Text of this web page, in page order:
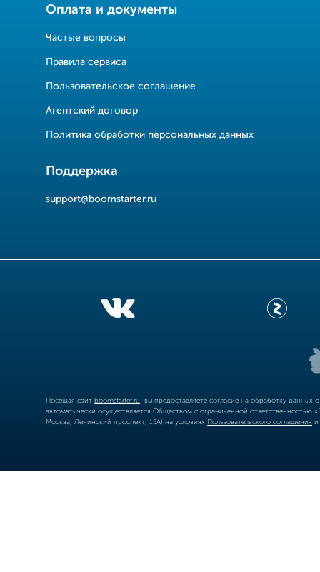
Оплата и документы
Частые вопросы
Правила сервиса
Пользовательское соглашение
Агентский договор
Политика обработки персональных данных
Поддержка
support@boomstarter.ru
Посещая сайт boomstarter.ru , вы предоставляете согласие на обработку
автоматически осуществляется Обществом с ограниченной
Москва, Ленинский проспект, 15А) на условиях Пользовательского соглашения и